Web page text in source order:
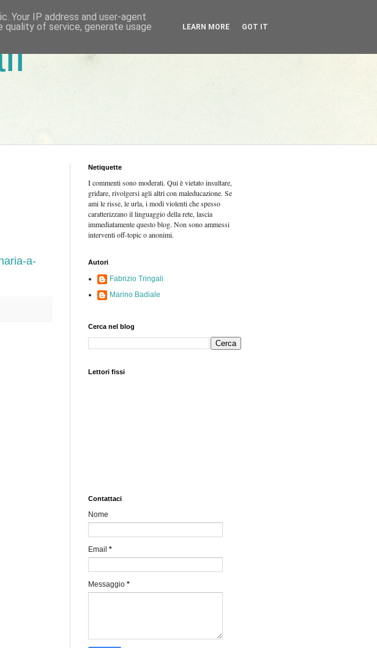
a-
Netiquette
I commenti sono moderati. Qui è vietato insultare,
gridare, rivolgersi agli altri con maleducazione. Se
ami le risse, le urla, i modi violenti che spesso
caratterizzano il linguaggio della rete, lascia
immediatamente questo blog. Non sono ammessi
interventi off-topic o anonimi.
Autori
Fabrizio Tringali
Marino Badiale
Cerca nel blog
Lettori fissi
Contattaci
Nome
Email *
Messaggio *
Your IP address and user-agent
quality of service, generate usage
LEARN MORE GOT IT